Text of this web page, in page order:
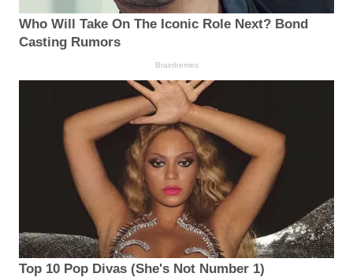
Who Will Take On The Iconic Role Next? Bond
Casting Rumors
Brainberries
Top 10 Pop Divas (She's Not Number 1)